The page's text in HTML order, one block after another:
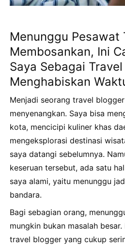
Menunggu Pesawat
Membosankan, Ini
Saya Sebagai
Menghabiskan
Menjadi seorang travel
menyenangkan. Saya bisa
kota, mencicipi kuliner khas
mengeksplorasi destinasi
saya datangi sebelumnya.
keseruan tersebut, ada satu
saya alami, yaitu menunggu
bandara.
Bagi sebagian orang,
mungkin bukan masalah
travel blogger yang cukup